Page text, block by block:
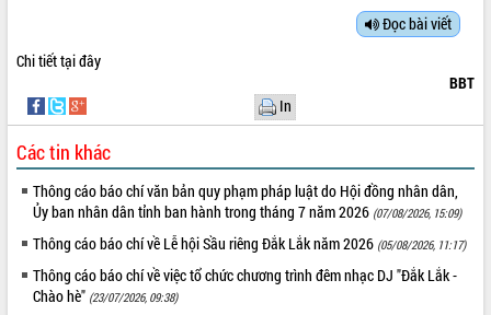
UBND CÁC XÃ, PHƯỜNG
THÔNG TIN CHỈ ĐẠO ĐIỀU HÀNH
HỆ THỐNG VĂN BẢN
ĐIỂM TIN VĂN BẢN
Đọc bài viết
Chi tiếttại đây
BBT
In
Các tin khác
Thông cáo báo chí văn bản quy phạm pháp luật do Hội đồng nhân dân,
Ủy ban nhân dân tỉnh ban hành trong tháng 7 năm 2026 (07/08/2026, 15:09)
Thông cáo báo chí về Lễ hội Sầu riêng Đắk Lắk năm 2026 (05/08/2026, 11:17)
Thông cáo báo chí về việc tổ chức chương trình đêm nhạc DJ "Đắk Lắk -
Chào hè" (23/07/2026, 09:38)